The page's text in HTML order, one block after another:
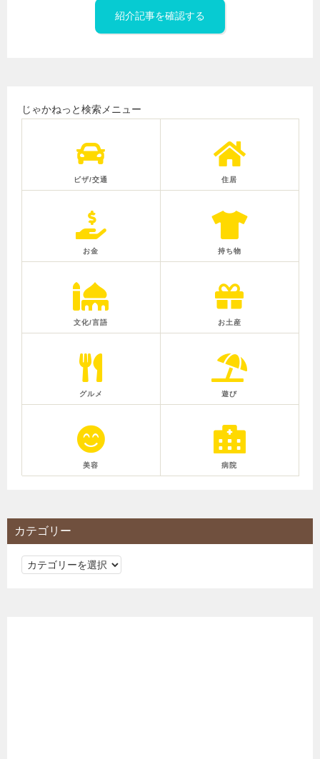
紹介記事を確認する
じゃかねっと検索メニュー
ビザ/交通 住居
お金 持ち物
文化/言語 お土産
グルメ 遊び
美容 病院
カテゴリー
カ